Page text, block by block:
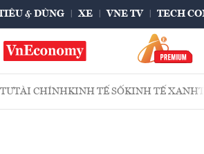
& DÙNG XE VNE TV TECH
TÀI CHÍNHKINH TẾ SỐKINH TẾ XANH